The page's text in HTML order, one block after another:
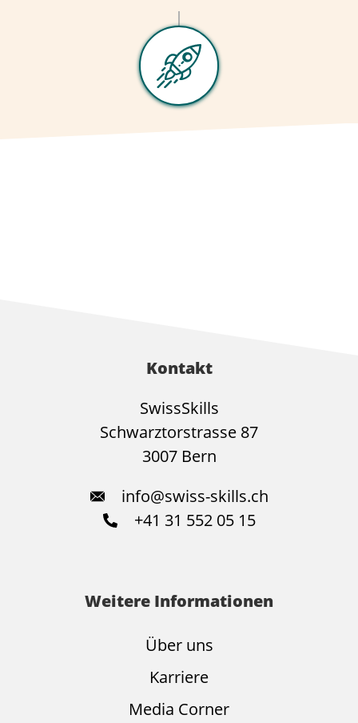
Kontakt
SwissSkills
Schwarztorstrasse 87
3007 Bern
info@swiss-skills.ch
+41 31 552 05 15
Weitere Informationen
Über uns
Karriere
Media Corner